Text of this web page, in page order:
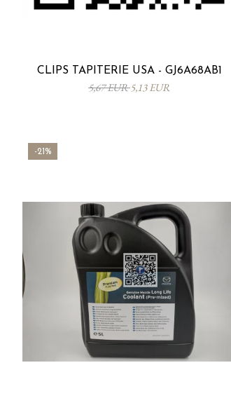
CLIPS TAPITERIE USA - GJ6A68AB1
5,67 EUR5,13 EUR
-21%